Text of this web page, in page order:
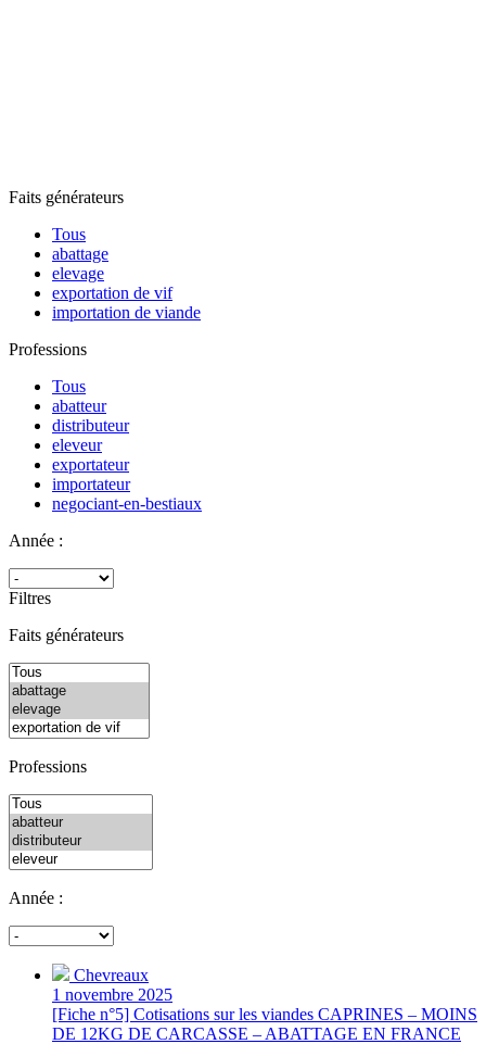
Faits générateurs
Tous
abattage
elevage
exportation de vif
importation de viande
Professions
Tous
abatteur
distributeur
eleveur
exportateur
importateur
negociant-en-bestiaux
Année :
Filtres
Faits générateurs
Professions
Année :
Chevreaux
1 novembre 2025
[Fiche n°5] Cotisations sur les viandes CAPRINES – MOINS
DE 12KG DE CARCASSE – ABATTAGE EN FRANCE